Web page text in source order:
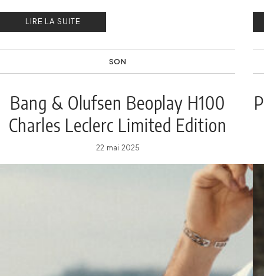
LIRE LA SUITE
SON
Bang & Olufsen Beoplay H100
Charles Leclerc Limited Edition
22 mai 2025